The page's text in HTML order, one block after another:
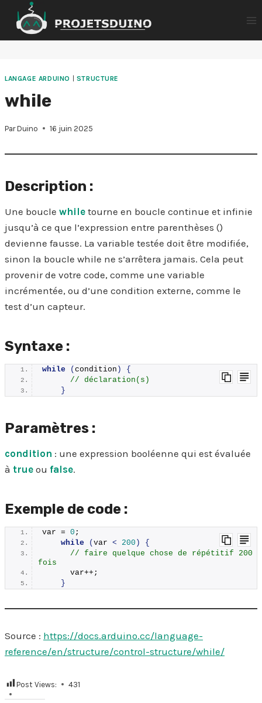
contenu
LANGAGE ARDUINO STRUCTURE
while
Par Duino 16 juin 2025
Description :
Une boucle while tourne en boucle continue et infinie
jusqu’à ce que l’expression entre parenthèses ()
devienne fausse. La variable testée doit être modifiée,
sinon la boucle while ne s’arrêtera jamais. Cela peut
provenir de votre code, comme une variable
incrémentée, ou d’une condition externe, comme le
test d’un capteur.
Syntaxe :
while ( condition )
{
// déclaration(s)
}
Paramètres :
condition : une expression booléenne qui est évaluée
à true ou false.
Exemple de code :
var = 0 ;
while
( var < 200 )
{
// faire quelque chose de répétitif 200
fois
      var++;
}
Source : https://docs.arduino.cc/language-
reference/en/structure/control-structure/while/
Post Views: 431